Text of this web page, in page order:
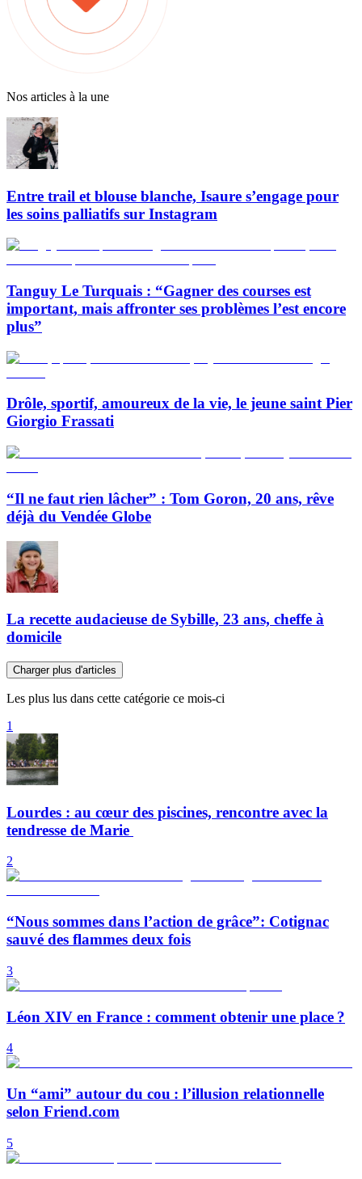
Nos articles à la une
Entre trail et blouse blanche, Isaure s’engage pour
les soins palliatifs sur Instagram
Tanguy Le Turquais : “Gagner des courses est
important, mais affronter ses problèmes l’est encore
plus”
Drôle, sportif, amoureux de la vie, le jeune saint Pier
Giorgio Frassati
“Il ne faut rien lâcher” : Tom Goron, 20 ans, rêve
déjà du Vendée Globe
La recette audacieuse de Sybille, 23 ans, cheffe à
domicile
Charger plus d'articles
Les plus lus dans cette catégorie ce mois-ci
1
Lourdes : au cœur des piscines, rencontre avec la
tendresse de Marie
2
“Nous sommes dans l’action de grâce”: Cotignac
sauvé des flammes deux fois
3
Léon XIV en France : comment obtenir une place ?
4
Un “ami” autour du cou : l’illusion relationnelle
selon Friend.com
5